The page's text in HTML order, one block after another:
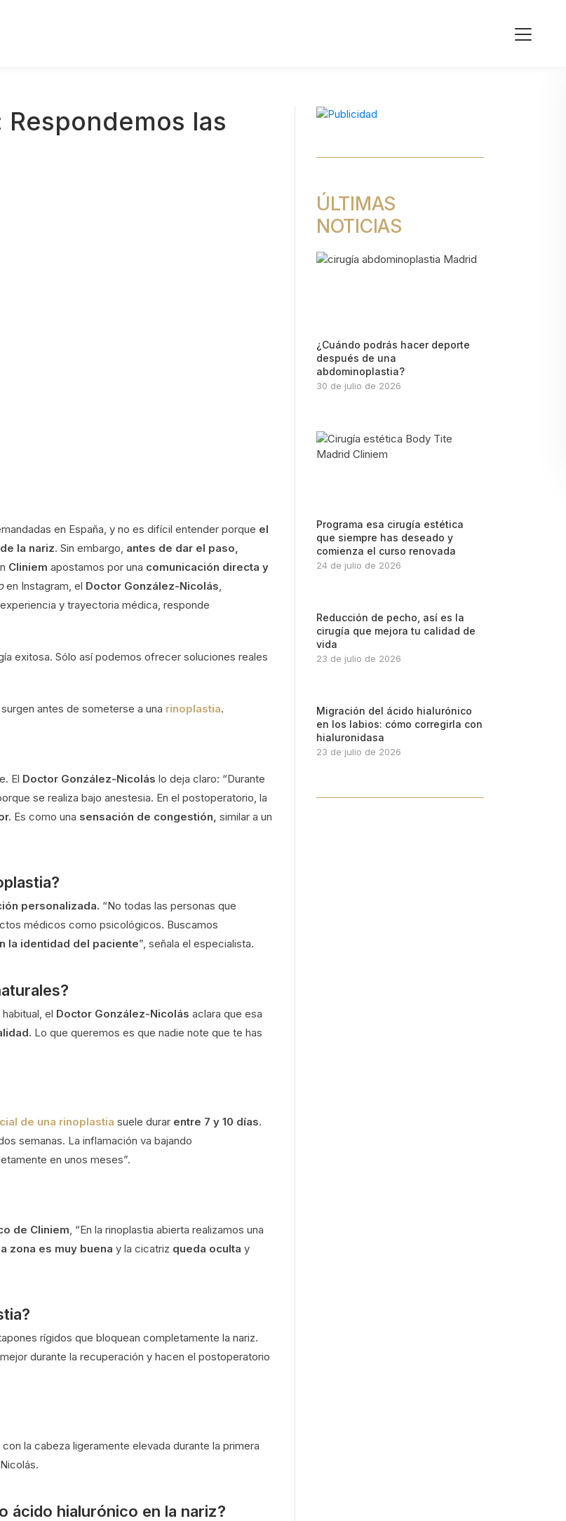
las
en España, y no es difícil entender porque el
la nariz. Sin embargo, antes de dar el paso,
Cliniem apostamos por una comunicación directa y
en Instagram, el Doctor González-Nicolás,
y trayectoria médica, responde
exitosa. Sólo así podemos ofrecer soluciones reales
antes de someterse a una rinoplastia.
El Doctor González-Nicolás lo deja claro: “Durante
se realiza bajo anestesia. En el postoperatorio, la
Es como una sensación de congestión, similar a un
personalizada. “No todas las personas que
médicos como psicológicos. Buscamos
la identidad del paciente”, señala el especialista.
el Doctor González-Nicolás aclara que esa
Lo que queremos es que nadie note que te has
de una rinoplastia suele durar entre 7 y 10 días.
semanas. La inflamación va bajando
en unos meses”.
de Cliniem, “En la rinoplastia abierta realizamos una
zona es muy buena y la cicatriz queda oculta y
rígidos que bloquean completamente la nariz.
durante la recuperación y hacen el postoperatorio
la cabeza ligeramente elevada durante la primera
ácido hialurónico en la nariz?
ÚLTIMAS
NOTICIAS
¿Cuándo podrás hacer deporte
después de una
abdominoplastia?
30 de julio de 2026
Programa esa cirugía estética
que siempre has deseado y
comienza el curso renovada
24 de julio de 2026
Reducción de pecho, así es la
cirugía que mejora tu calidad de
vida
23 de julio de 2026
Migración del ácido hialurónico
en los labios: cómo corregirla con
hialuronidasa
23 de julio de 2026